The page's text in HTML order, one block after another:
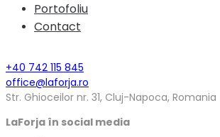
Portofoliu
Contact
+40 742 115 845
office@laforja.ro
Str. Ghioceilor nr. 31, Cluj-Napoca, Romania
LaForja în social media